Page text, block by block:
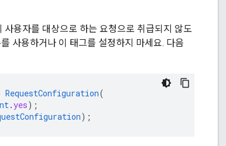
용자를 대상으로 하는 요청으로 취급되지 않도
사용하거나 이 태그를 설정하지 마세요. 다음
RequestConfiguration(
.yes);
);